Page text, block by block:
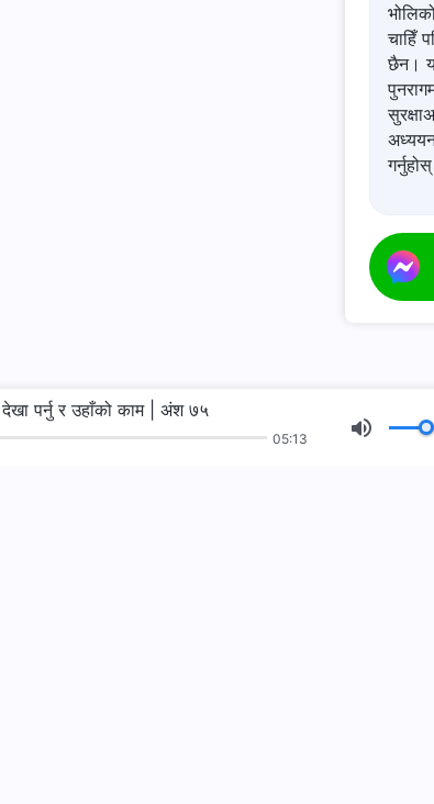
चाहिँ
छैन।
पर्नु र उहाँको काम | अंश ७५
05:13